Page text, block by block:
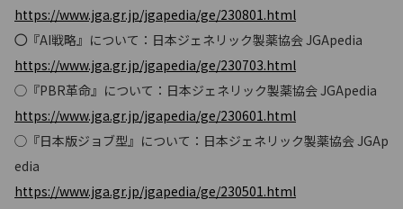
https://www.jga.gr.jp/jgapedia/ge/230801.html
◯ 『AI戦略』について：日本ジェネリック製薬協会 JGApedia
https://www.jga.gr.jp/jgapedia/ge/230703.html
◯『PBR革命』について：日本ジェネリック製薬協会 JGApedia
https://www.jga.gr.jp/jgapedia/ge/230601.html
◯『日本版ジョブ型』について：日本ジェネリック製薬協会 JGAp
edia
https://www.jga.gr.jp/jgapedia/ge/230501.html